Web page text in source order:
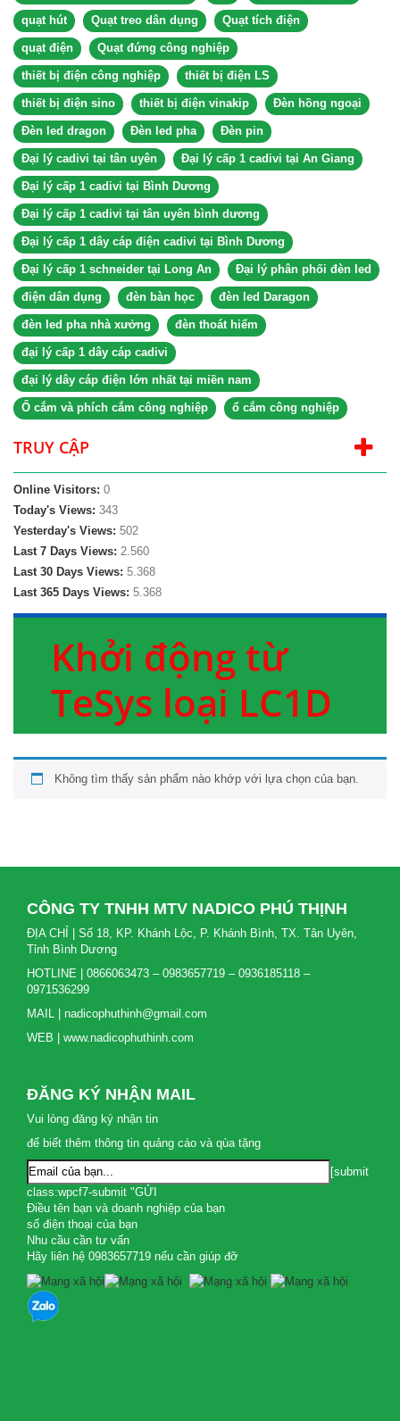
quạt hút Quạt treo dân dụng Quạt tích điện
quạt điện Quạt đứng công nghiệp
thiết bị điện công nghiệp thiết bị điện LS
thiết bị điện sino thiết bị điện vinakip Đèn hồng ngoại
Đèn led dragon Đèn led pha Đèn pin
Đại lý cadivi tại tân uyên Đại lý cấp 1 cadivi tại An Giang
Đại lý cấp 1 cadivi tại Bình Dương
Đại lý cấp 1 cadivi tại tân uyên bình dương
Đại lý cấp 1 dây cáp điện cadivi tại Bình Dương
Đại lý cấp 1 schneider tại Long An Đại lý phân phối đèn led
điện dân dụng đèn bàn học đèn led Daragon
đèn led pha nhà xưởng đèn thoát hiểm
đại lý cấp 1 dây cáp cadivi
đại lý dây cáp điện lớn nhất tại miền nam
Ổ cắm và phích cắm công nghiệp ổ cắm công nghiệp
TRUY CẬP
Online Visitors: 0
Today's Views: 343
Yesterday's Views: 502
Last 7 Days Views: 2.560
Last 30 Days Views: 5.368
Last 365 Days Views: 5.368
Khởi động từ
TeSys loại LC1D
Không tìm thấy sản phẩm nào khớp với lựa chọn của bạn.
CÔNG TY TNHH MTV NADICO PHÚ THỊNH
ĐỊA CHỈ | Số 18, KP. Khánh Lộc, P. Khánh Bình, TX. Tân Uyên,
Tỉnh Bình Dương
HOTLINE | 0866063473 – 0983657719 – 0936185118 –
0971536299
MAIL | nadicophuthinh@gmail.com
WEB | www.nadicophuthinh.com
ĐĂNG KÝ NHẬN MAIL
Vui lòng đăng ký nhận tin
để biết thêm thông tin quảng cáo và qùa tặng
[submit
class:wpcf7-submit "GỬI
Điều tên bạn và doanh nghiệp của bạn
số điện thoại của bạn
Nhu cầu cần tư vấn
Hãy liên hệ 0983657719 nếu cần giúp đỡ